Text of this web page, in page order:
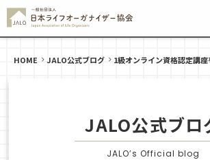
HOME JALO公式ブログ 1級オンライン資格認定講
JALO公式ブロ
JALO’s Official blog